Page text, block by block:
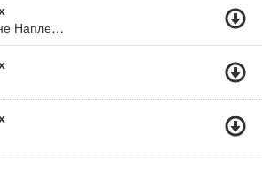
Ты Знаешь Мне Наплевать, Где Ты И С Кем..